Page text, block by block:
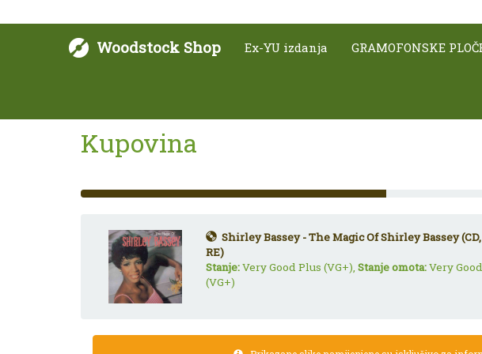
Woodstock Shop Ex-YU izdanja GRAMOFONSKE
Kupovina
33%
Complete
Shirley Bassey - The Magic Of Shirley Bassey
RE)
Stanje:Very Good Plus (VG+),Stanje omota:Very
(VG+)